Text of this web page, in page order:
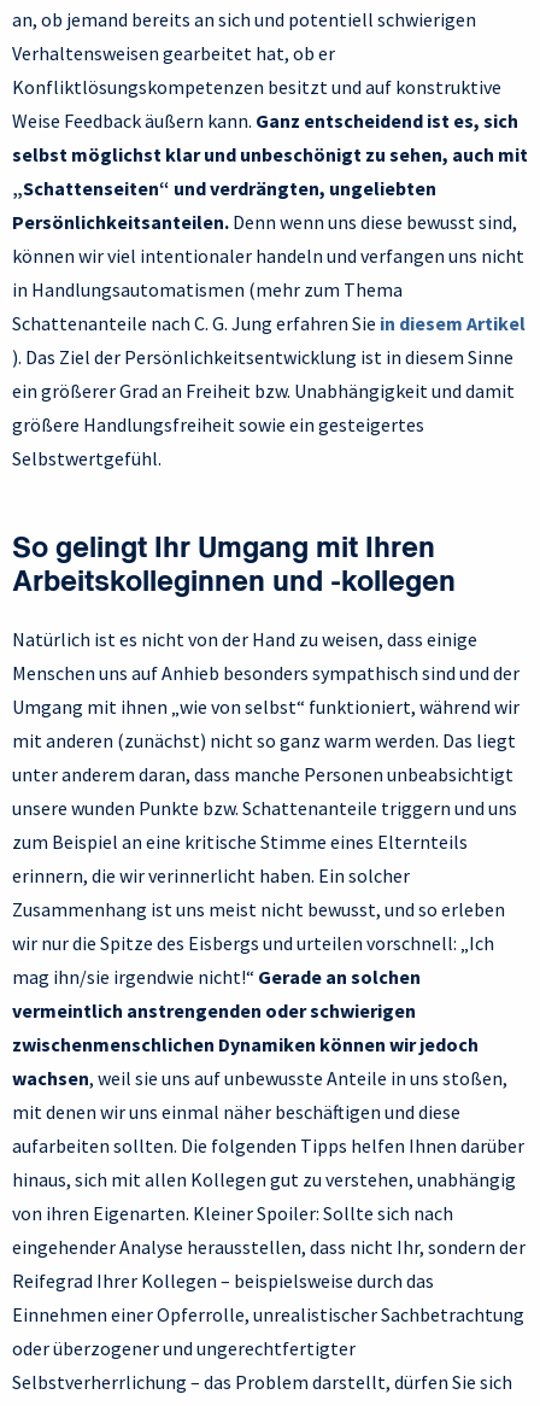
an, ob jemand bereits an sich und potentiell schwierigen
Verhaltensweisen gearbeitet hat, ob er
Konfliktlösungskompetenzen besitzt und auf konstruktive
Weise Feedback äußern kann. Ganz entscheidend ist es, sich
selbst möglichst klar und unbeschönigt zu sehen, auch mit
„Schattenseiten“ und verdrängten, ungeliebten
Persönlichkeitsanteilen. Denn wenn uns diese bewusst sind,
können wir viel intentionaler handeln und verfangen uns nicht
in Handlungsautomatismen (mehr zum Thema
Schattenanteile nach C. G. Jung erfahren Sie in diesem Artikel
). Das Ziel der Persönlichkeitsentwicklung ist in diesem Sinne
ein größerer Grad an Freiheit bzw. Unabhängigkeit und damit
größere Handlungsfreiheit sowie ein gesteigertes
Selbstwertgefühl.
So gelingt Ihr Umgang mit Ihren
Arbeitskolleginnen und -kollegen
Natürlich ist es nicht von der Hand zu weisen, dass einige
Menschen uns auf Anhieb besonders sympathisch sind und der
Umgang mit ihnen „wie von selbst“ funktioniert, während wir
mit anderen (zunächst) nicht so ganz warm werden. Das liegt
unter anderem daran, dass manche Personen unbeabsichtigt
unsere wunden Punkte bzw. Schattenanteile triggern und uns
zum Beispiel an eine kritische Stimme eines Elternteils
erinnern, die wir verinnerlicht haben. Ein solcher
Zusammenhang ist uns meist nicht bewusst, und so erleben
wir nur die Spitze des Eisbergs und urteilen vorschnell: „Ich
mag ihn/sie irgendwie nicht!“ Gerade an solchen
vermeintlich anstrengenden oder schwierigen
zwischenmenschlichen Dynamiken können wir jedoch
wachsen, weil sie uns auf unbewusste Anteile in uns stoßen,
mit denen wir uns einmal näher beschäftigen und diese
aufarbeiten sollten. Die folgenden Tipps helfen Ihnen darüber
hinaus, sich mit allen Kollegen gut zu verstehen, unabhängig
von ihren Eigenarten. Kleiner Spoiler: Sollte sich nach
eingehender Analyse herausstellen, dass nicht Ihr, sondern der
Reifegrad Ihrer Kollegen – beispielsweise durch das
Einnehmen einer Opferrolle, unrealistischer Sachbetrachtung
oder überzogener und ungerechtfertigter
Selbstverherrlichung – das Problem darstellt, dürfen Sie sich